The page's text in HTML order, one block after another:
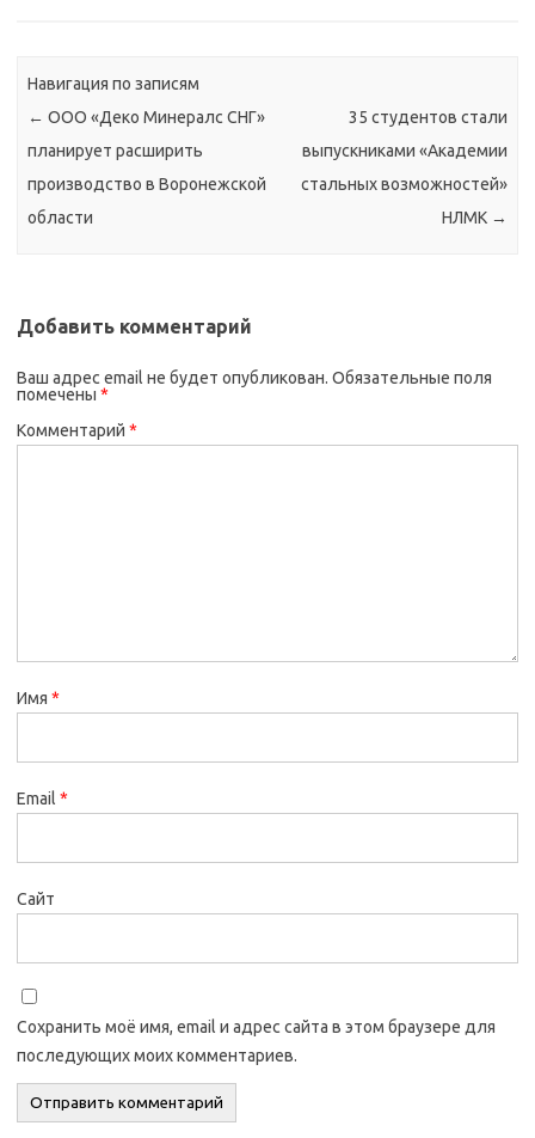
Навигация по записям
← ООО «Деко Минералс СНГ»
планирует расширить
производство в Воронежской
области
35 студентов стали
выпускниками «Академии
стальных возможностей»
НЛМК →
Добавить комментарий
Ваш адрес email не будет опубликован. Обязательные поля
помечены *
Комментарий *
Имя *
Email *
Сайт
Сохранить моё имя, email и адрес сайта в этом браузере для
последующих моих комментариев.